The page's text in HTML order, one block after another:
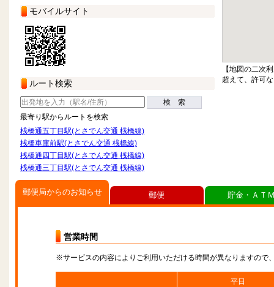
モバイルサイト
ルート検索
検 索
最寄り駅からルートを検索
桟橋通五丁目駅(とさでん交通 桟橋線)
桟橋車庫前駅(とさでん交通 桟橋線)
桟橋通四丁目駅(とさでん交通 桟橋線)
桟橋通三丁目駅(とさでん交通 桟橋線)
【地図の二次
超えて、許可
郵便局からのお知らせ
営業時間
※サービスの内容によりご利用いただける時間が異なりますので
平日
郵便 貯金・ＡＴ